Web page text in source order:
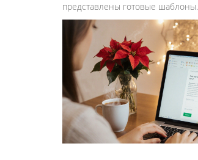
представлены готовые шаблоны.